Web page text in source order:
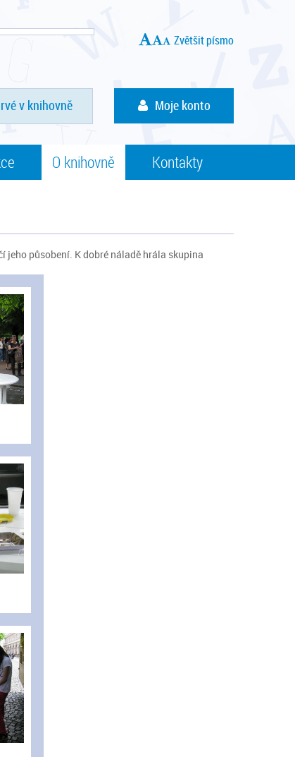
Zvětšit písmo
v knihovně Moje konto
O knihovně Kontakty
jeho působení. K dobré náladě hrála skupina